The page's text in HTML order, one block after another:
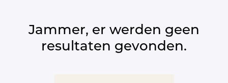
Jammer, er werden geen
resultaten gevonden.